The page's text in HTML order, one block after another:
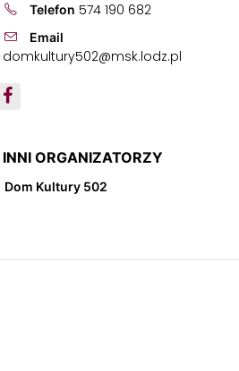
Telefon 574 190 682
Email
domkultury502@msk.lodz.pl
INNI ORGANIZATORZY
Dom Kultury 502